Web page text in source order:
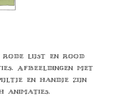
rode lijst en rood
Afbeeldingen met
en handje zijn
animaties.